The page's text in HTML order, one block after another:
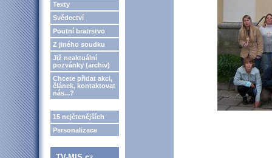
Texty
Svědectví
Poutní bratrstvo
Z jiného soudku
Již neaktuální
pozvánky (archiv)
Chcete přidat akci,
článek, kontaktovat
nás...?
15 nejčtenějších
Personalizace